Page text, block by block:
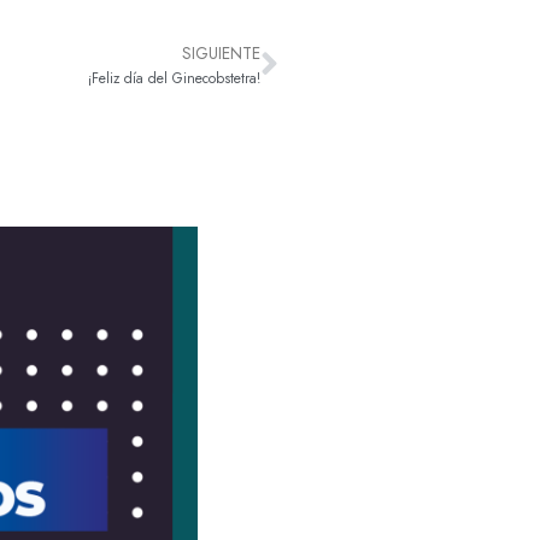
SIGUIENTE
¡Feliz día del Ginecobstetra!